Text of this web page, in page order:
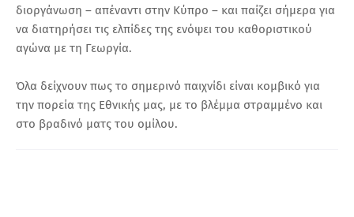
διοργάνωση – απέναντι στην Κύπρο – και παίζει σήμερα για
να διατηρήσει τις ελπίδες της ενόψει του καθοριστικού
αγώνα με τη Γεωργία.
Όλα δείχνουν πως το σημερινό παιχνίδι είναι κομβικό για
την πορεία της Εθνικής μας, με το βλέμμα στραμμένο και
στο βραδινό ματς του ομίλου.